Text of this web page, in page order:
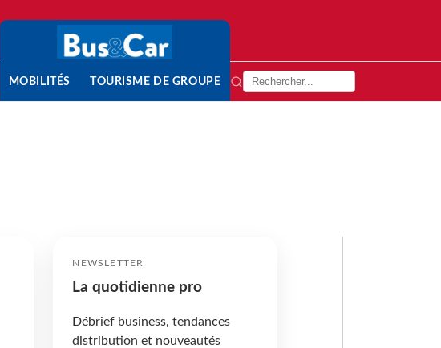
MOBILITÉS TOURISME DE GROUPE
NEWSLETTER
La quotidienne pro
Débrief business, tendances
distribution et nouveautés